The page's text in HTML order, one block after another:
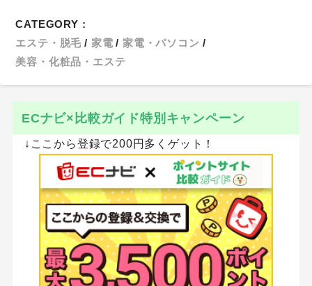
CATEGORY :
エステ・脱毛
家電
家電・パソコン
美容・化粧品・エステ
ECナビ×比較ガイド特別キャンペーン
↓ここから登録で200円多くゲット！